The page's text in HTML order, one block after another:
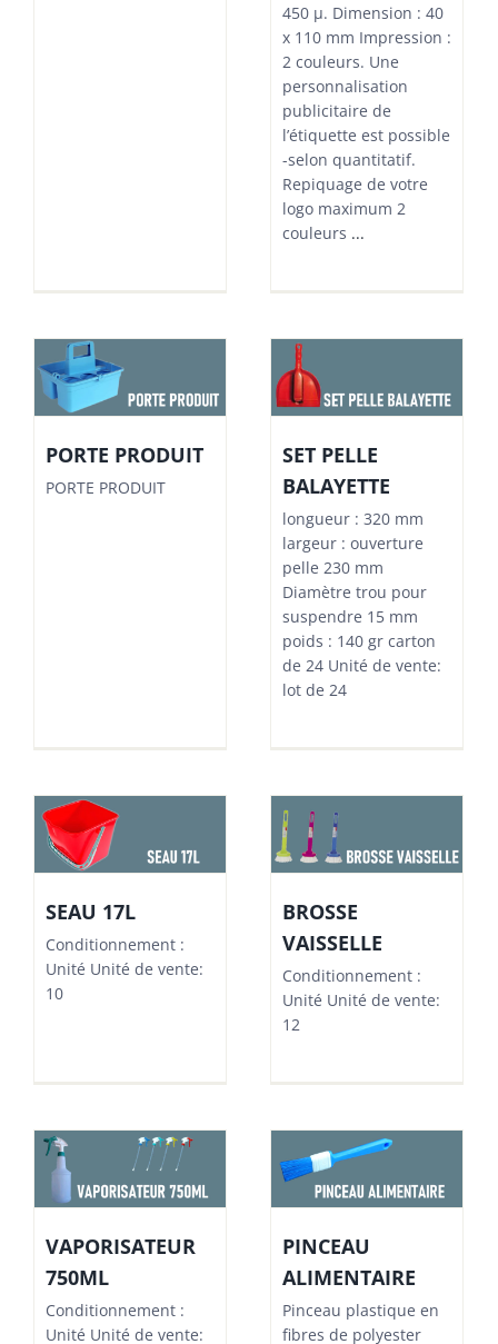
450 µ. Dimension : 40
x 110 mm Impression :
2 couleurs. Une
personnalisation
publicitaire de
l’étiquette est possible
-selon quantitatif.
Repiquage de votre
logo maximum 2
couleurs ...
PORTE PRODUIT
PORTE PRODUIT
SET PELLE
BALAYETTE
longueur : 320 mm
largeur : ouverture
pelle 230 mm
Diamètre trou pour
suspendre 15 mm
poids : 140 gr carton
de 24 Unité de vente:
lot de 24
SEAU 17L
Conditionnement :
Unité Unité de vente:
10
BROSSE
VAISSELLE
Conditionnement :
Unité Unité de vente:
12
VAPORISATEUR
750ML
Conditionnement :
Unité Unité de vente:
PINCEAU
ALIMENTAIRE
Pinceau plastique en
fibres de polyester